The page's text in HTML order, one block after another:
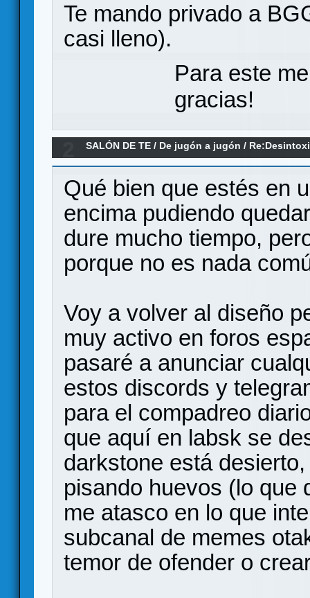
Te mando privado a
casi lleno).
Para este
gracias!
SALÓN DE TE / De jugón a jugón /
Qué bien que estés en
encima pudiendo
dure mucho tiempo,
porque no es nada
Voy a volver al diseño
muy activo en foros
pasaré a anunciar
estos discords y
para el compadreo
que aquí en labsk se
darkstone está
pisando huevos (lo que
me atasco en lo que
subcanal de memes
temor de ofender o